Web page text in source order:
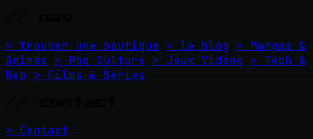
> trouver une boutique > le blog > Mangas &
Animés
> Pop Culture > Jeux Vidéos
> Tech &
Web > Films & Séries
> Contact